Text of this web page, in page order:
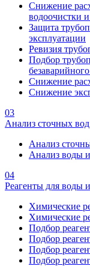
Снижение
водоочистки
Защита
эксплуатации
Ревизия
Подбор
Снижение
Снижение
03
Анализ сточных вод
Анализ
Анализ воды
04
Реагенты для воды
Химические
Химические
Подбор
Подбор
Подбор
Подбор